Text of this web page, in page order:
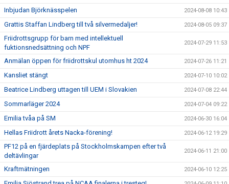
Inbjudan Björknässpelen 2024-08-08 10:43
Grattis Staffan Lindberg till två silvermedaljer! 2024-08-05 09:37
Friidrottsgrupp för barn med intellektuell
fuktionsnedsättning och NPF
2024-07-29 11:53
Anmälan öppen för friidrottskul utomhus ht 2024 2024-07-26 11:21
Kansliet stängt 2024-07-10 10:02
Beatrice Lindberg uttagen till UEM i Slovakien 2024-07-08 22:44
Sommarläger 2024 2024-07-04 09:22
Emilia tvåa på SM 2024-06-30 16:04
Hellas Friidrott årets Nacka-förening! 2024-06-12 19:29
PF12 på en fjärdeplats på Stockholmskampen efter två
deltävlingar
2024-06-11 21:00
Kraftmätningen 2024-06-10 12:25